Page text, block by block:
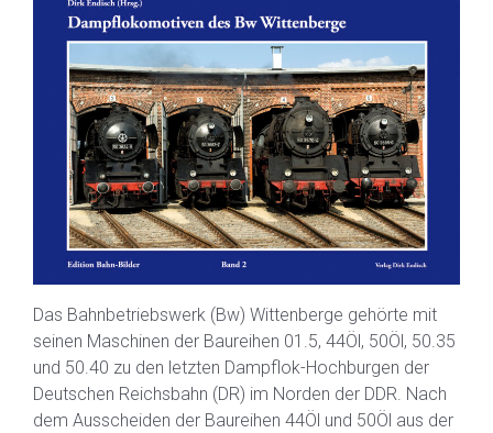
Das Bahnbetriebswerk (Bw) Wittenberge gehörte mit
seinen Maschinen der Baureihen 01.5, 44Öl, 50Öl, 50.35
und 50.40 zu den letzten Dampflok-Hochburgen der
Deutschen Reichsbahn (DR) im Norden der DDR. Nach
dem Ausscheiden der Baureihen 44Öl und 50Öl aus der